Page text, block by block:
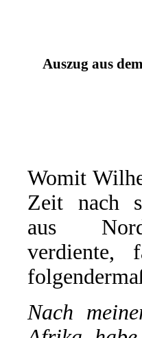
Auszug aus
Womit
Zeit nach
aus
verdiente,
Nach